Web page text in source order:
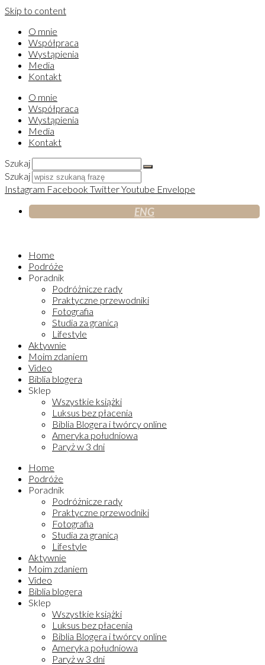
Skip to content
O mnie
Współpraca
Wystąpienia
Media
Kontakt
O mnie
Współpraca
Wystąpienia
Media
Kontakt
Szukaj
Szukaj
Instagram Facebook TwitterYoutube Envelope
ENG
Home
Podróże
Poradnik
Podróżnicze rady
Praktyczne przewodniki
Fotografia
Studia za granicą
Lifestyle
Aktywnie
Moim zdaniem
Video
Biblia blogera
Sklep
Wszystkie książki
Luksus bez płacenia
Biblia Blogera i twórcy online
Ameryka południowa
Paryż w 3 dni
Home
Podróże
Poradnik
Podróżnicze rady
Praktyczne przewodniki
Fotografia
Studia za granicą
Lifestyle
Aktywnie
Moim zdaniem
Video
Biblia blogera
Sklep
Wszystkie książki
Luksus bez płacenia
Biblia Blogera i twórcy online
Ameryka południowa
Paryż w 3 dni